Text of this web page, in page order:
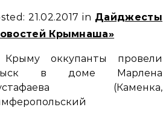
21.02.2017 in Дайджесты
Крымнаша»
оккупанты провели
в доме Марлена
(Каменка,